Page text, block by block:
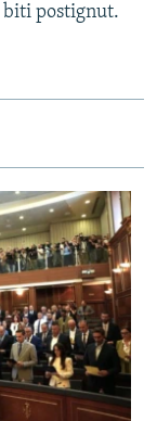
biti postignut.